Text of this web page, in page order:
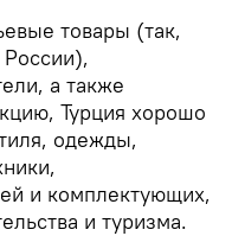
товары (так,
России),
а также
Турция хорошо
одежды,
и комплектующих,
и туризма.